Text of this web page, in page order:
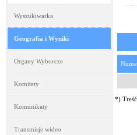
Wyszukiwarka
Geografia i Wyniki
Organy Wyborcze
Komitety
Komunikaty
Transmisje wideo
*)